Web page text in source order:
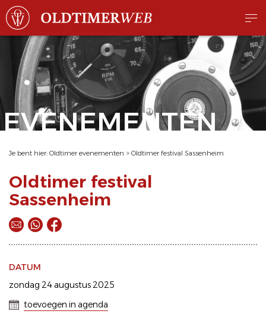
EVENEMENTEN
Je bent hier: Oldtimer evenementen > Oldtimer festival Sassenheim
Oldtimer festival
Sassenheim
DATUM
zondag 24 augustus 2025
toevoegen in agenda